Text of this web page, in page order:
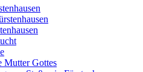
Mutter Gottes